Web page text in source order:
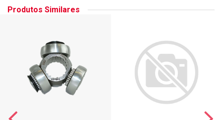
Produtos Similares